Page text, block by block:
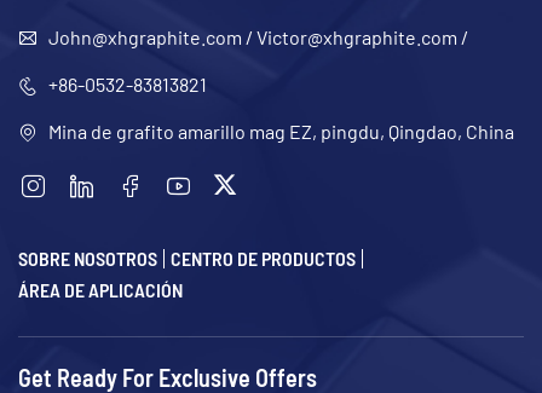
John@xhgraphite.com / Victor@xhgraphite.com /
+86-0532-83813821
Mina de grafito amarillo mag EZ, pingdu, Qingdao, China
SOBRE NOSOTROS CENTRO DE PRODUCTOS
ÁREA DE APLICACIÓN
Get Ready For Exclusive Offers